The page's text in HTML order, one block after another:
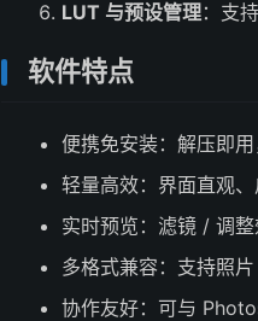
LUT 与预设管理：支
软件特点
便携免安装：解压即
轻量高效：界面直观
实时预览：滤镜 / 调
多格式兼容：支持照
协作友好：可与